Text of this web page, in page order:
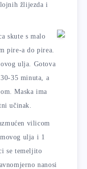
žlijezda i
skute s malo
pire-a do pirea.
ulja. Gotova
35 minuta, a
Maska ima
učinak.
vilicom
ulja i 1
se temeljito
nanosi